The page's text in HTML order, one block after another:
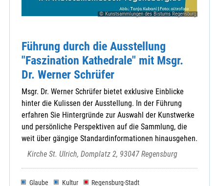
© Kunstsammlungen des Bistums Regensburg
Führung durch die Ausstellung
"Faszination Kathedrale" mit Msgr.
Dr. Werner Schrüfer
Msgr. Dr. Werner Schrüfer bietet exklusive Einblicke
hinter die Kulissen der Ausstellung. In der Führung
erfahren Sie Hintergründe zur Auswahl der Kunstwerke
und persönliche Perspektiven auf die Sammlung, die
weit über gängige Standardinformationen hinausgehen.
Kirche St. Ulrich, Domplatz 2, 93047 Regensburg
Glaube Kultur
Regensburg-Stadt